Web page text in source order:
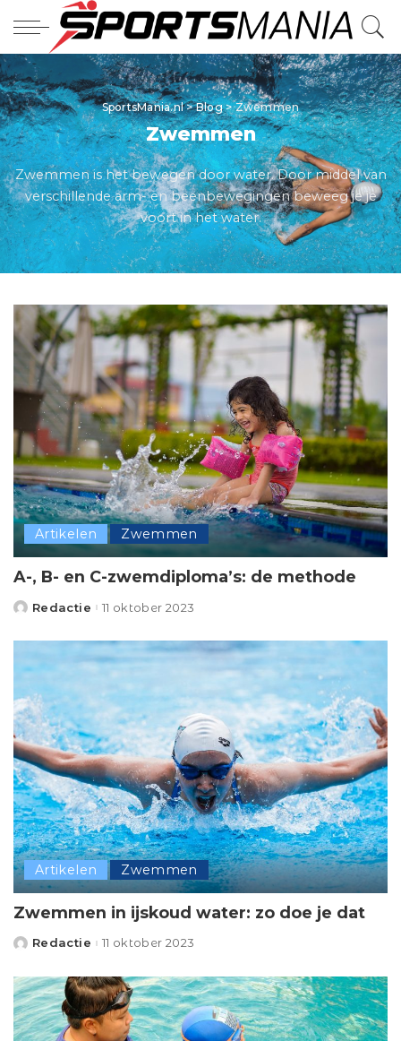
SportsMania.nl>Blog>Zwemmen
Zwemmen
Zwemmen is het bewegen door water. Door middel van
verschillende arm- en beenbewegingen beweeg je je
voort in het water.
Artikelen Zwemmen
A-, B- en C-zwemdiploma’s: de methode
Posted
Redactie 11 oktober 2023
Artikelen Zwemmen
Zwemmen in ijskoud water: zo doe je dat
Posted
Redactie 11 oktober 2023